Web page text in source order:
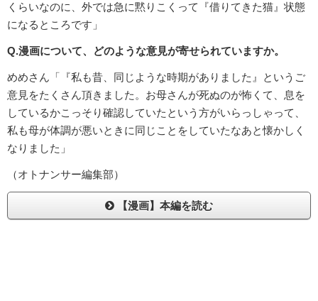
くらいなのに、外では急に黙りこくって『借りてきた猫』状態
になるところです」
Q.漫画について、どのような意見が寄せられていますか。
めめさん「『私も昔、同じような時期がありました』というご
意見をたくさん頂きました。お母さんが死ぬのが怖くて、息を
しているかこっそり確認していたという方がいらっしゃって、
私も母が体調が悪いときに同じことをしていたなあと懐かしく
なりました」
（オトナンサー編集部）
【漫画】本編を読む